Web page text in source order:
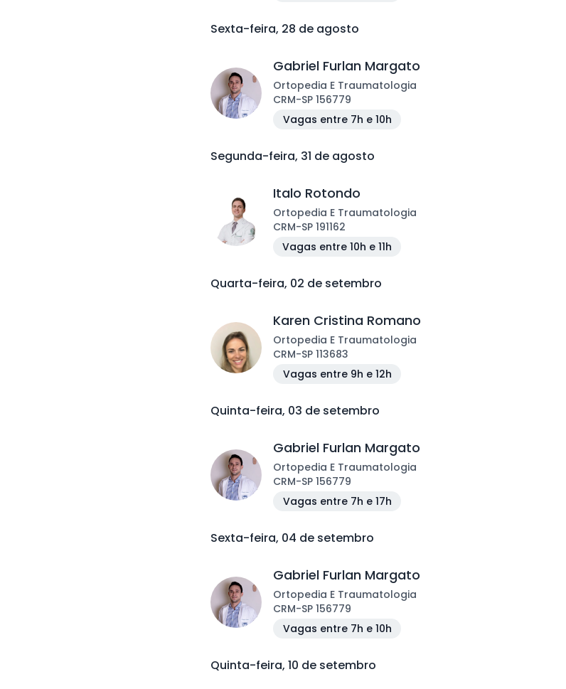
Sexta-feira, 28 de agosto
Gabriel Furlan Margato
Ortopedia E Traumatologia
CRM-SP 156779
Vagas entre 7h e 10h
Segunda-feira, 31 de agosto
Italo Rotondo
Ortopedia E Traumatologia
CRM-SP 191162
Vagas entre 10h e 11h
Quarta-feira, 02 de setembro
Karen Cristina Romano
Ortopedia E Traumatologia
CRM-SP 113683
Vagas entre 9h e 12h
Quinta-feira, 03 de setembro
Gabriel Furlan Margato
Ortopedia E Traumatologia
CRM-SP 156779
Vagas entre 7h e 17h
Sexta-feira, 04 de setembro
Gabriel Furlan Margato
Ortopedia E Traumatologia
CRM-SP 156779
Vagas entre 7h e 10h
Quinta-feira, 10 de setembro